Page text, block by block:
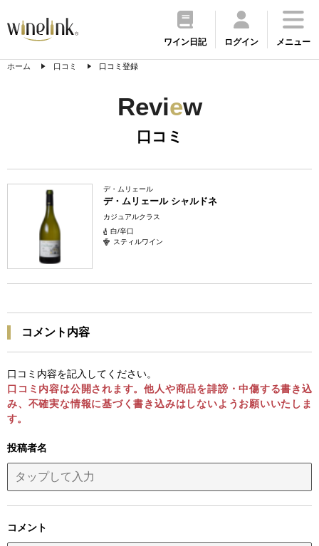
ワイン日記 ログイン メニュー
ホーム 口コミ 口コミ登録
Review
口コミ
デ・ムリェール
デ・ムリェール シャルドネ
カジュアルクラス
白/辛口
スティルワイン
コメント内容
口コミ内容を記入してください。
口コミ内容は公開されます。他人や商品を誹謗・中傷する書き込
み、不確実な情報に基づく書き込みはしないようお願いいたしま
す。
投稿者名
コメント